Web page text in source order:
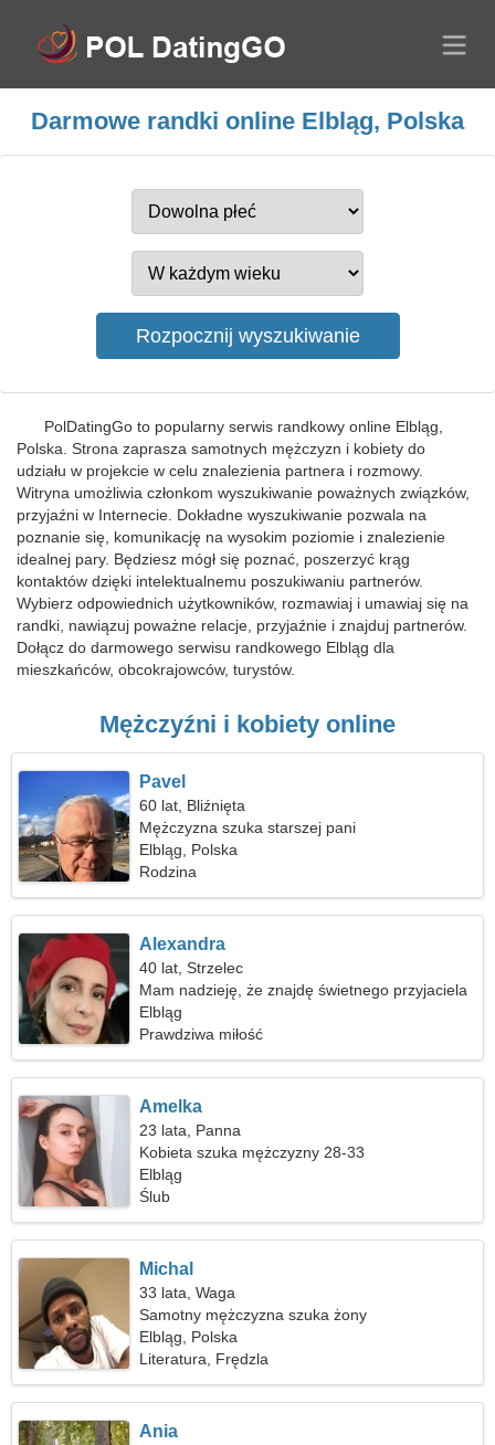
Darmowe randki online Elbląg, Polska
PolDatingGo to popularny serwis randkowy online Elbląg,
Polska. Strona zaprasza samotnych mężczyzn i kobiety do
udziału w projekcie w celu znalezienia partnera i rozmowy.
Witryna umożliwia członkom wyszukiwanie poważnych związków,
przyjaźni w Internecie. Dokładne wyszukiwanie pozwala na
poznanie się, komunikację na wysokim poziomie i znalezienie
idealnej pary. Będziesz mógł się poznać, poszerzyć krąg
kontaktów dzięki intelektualnemu poszukiwaniu partnerów.
Wybierz odpowiednich użytkowników, rozmawiaj i umawiaj się na
randki, nawiązuj poważne relacje, przyjaźnie i znajduj partnerów.
Dołącz do darmowego serwisu randkowego Elbląg dla
mieszkańców, obcokrajowców, turystów.
Mężczyźni i kobiety online
Pavel
60 lat, Bliźnięta
Mężczyzna szuka starszej pani
Elbląg, Polska
Rodzina
Alexandra
40 lat, Strzelec
Mam nadzieję, że znajdę świetnego przyjaciela
Elbląg
Prawdziwa miłość
Amelka
23 lata, Panna
Kobieta szuka mężczyzny 28-33
Elbląg
Ślub
Michal
33 lata, Waga
Samotny mężczyzna szuka żony
Elbląg, Polska
Literatura, Frędzla
Ania